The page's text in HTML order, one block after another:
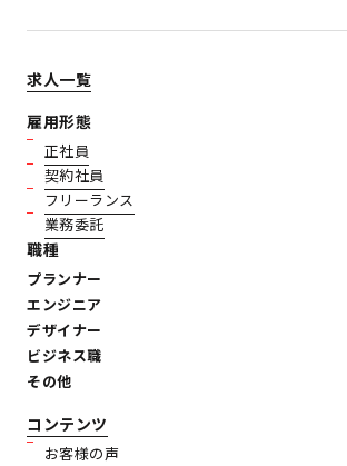
求人一覧
雇用形態
正社員
契約社員
フリーランス
業務委託
職種
プランナー
エンジニア
デザイナー
ビジネス職
その他
コンテンツ
お客様の声